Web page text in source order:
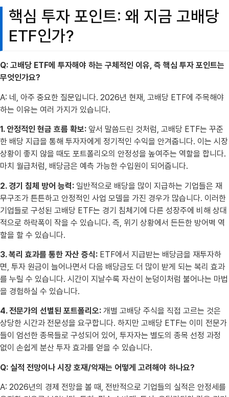
핵심 투자 포인트: 왜 지금 고배당
ETF인가?
Q: 고배당 ETF에 투자해야 하는 구체적인 이유, 즉 핵심 투자 포인트는
무엇인가요?
A: 네, 아주 중요한 질문입니다. 2026년 현재, 고배당 ETF에 주목해야
하는 이유는 여러 가지가 있습니다.
1. 안정적인 현금 흐름 확보: 앞서 말씀드린 것처럼, 고배당 ETF는 꾸준
한 배당 지급을 통해 투자자에게 정기적인 수익을 안겨줍니다. 이는 시장
상황이 좋지 않을 때도 포트폴리오의 안정성을 높여주는 역할을 합니다.
마치 월급처럼, 배당금은 예측 가능한 수입원이 되어줍니다.
2. 경기 침체 방어 능력: 일반적으로 배당을 많이 지급하는 기업들은 재
무구조가 튼튼하고 안정적인 사업 모델을 가진 경우가 많습니다. 이러한
기업들로 구성된 고배당 ETF는 경기 침체기에 다른 성장주에 비해 상대
적으로 하락폭이 작을 수 있습니다. 즉, 위기 상황에서 든든한 방어벽 역
할을 할 수 있습니다.
3. 복리 효과를 통한 자산 증식: ETF에서 지급받는 배당금을 재투자하
면, 투자 원금이 늘어나면서 다음 배당금도 더 많이 받게 되는 복리 효과
를 누릴 수 있습니다. 시간이 지날수록 자산이 눈덩이처럼 불어나는 마법
을 경험하실 수 있습니다.
4. 전문가의 선별된 포트폴리오: 개별 고배당 주식을 직접 고르는 것은
상당한 시간과 전문성을 요구합니다. 하지만 고배당 ETF는 이미 전문가
들이 엄선한 종목들로 구성되어 있어, 투자자는 별도의 종목 선정 과정
없이 손쉽게 분산 투자 효과를 얻을 수 있습니다.
Q: 실적 전망이나 시장 호재/악재는 어떻게 고려해야 하나요?
A: 2026년의 경제 전망을 볼 때, 전반적으로 기업들의 실적은 안정세를